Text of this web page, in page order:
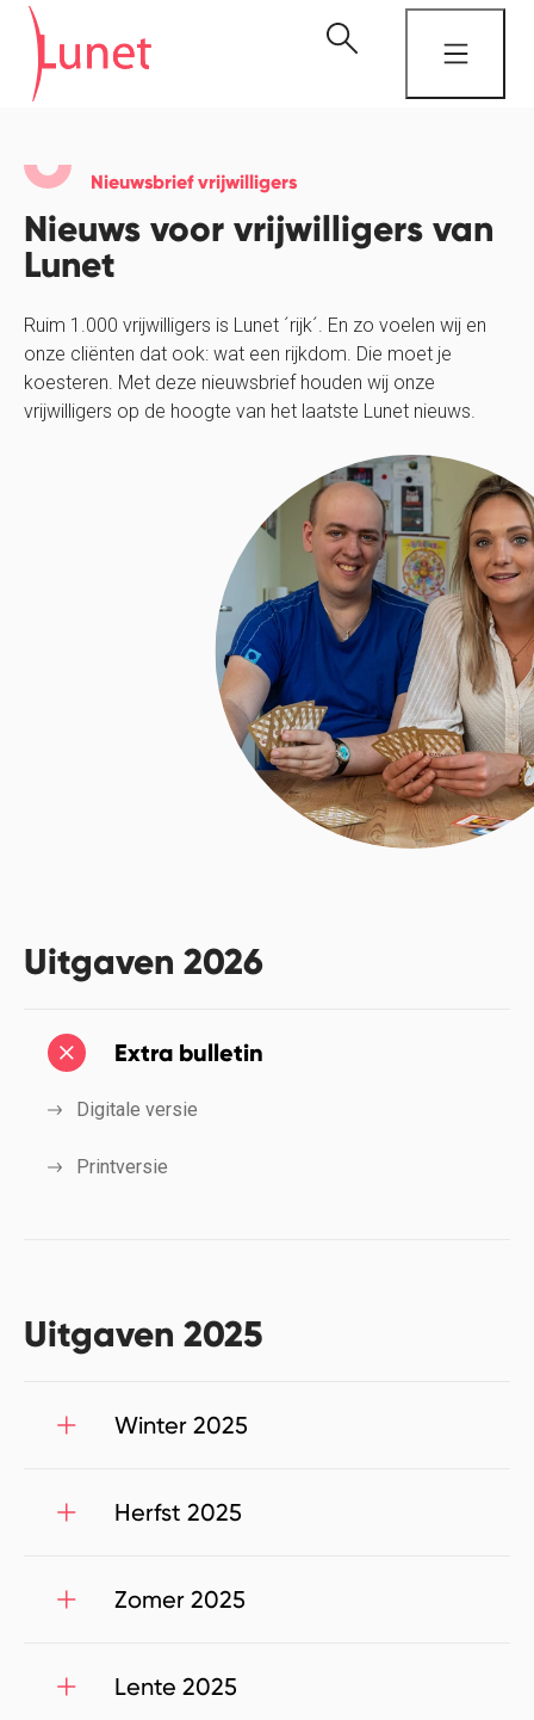
Nieuwsbrief vrijwilligers
Nieuws voor vrijwilligers van
Lunet
Ruim 1.000 vrijwilligers is Lunet ´rijk´. En zo voelen wij en
onze cliënten dat ook: wat een rijkdom. Die moet je
koesteren. Met deze nieuwsbrief houden wij onze
vrijwilligers op de hoogte van het laatste Lunet nieuws.
Uitgaven 2026
Extra bulletin
Digitale versie
Printversie
Uitgaven 2025
Winter 2025
Herfst 2025
Zomer 2025
Lente 2025